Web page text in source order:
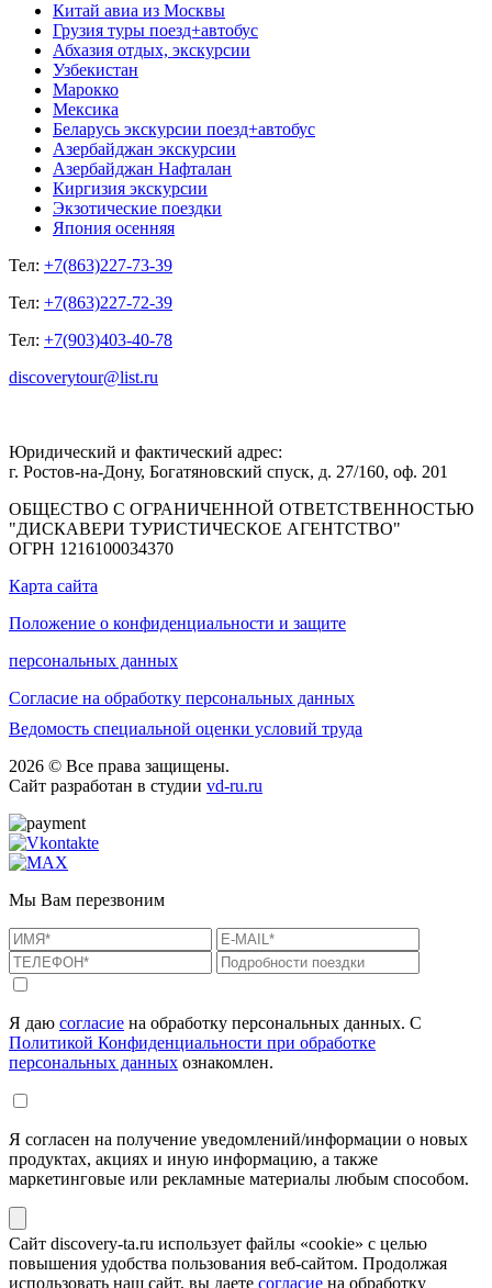
Китай авиа из Москвы
Грузия туры поезд+автобус
Абхазия отдых, экскурсии
Узбекистан
Марокко
Мексика
Беларусь экскурсии поезд+автобус
Азербайджан экскурсии
Азербайджан Нафталан
Киргизия экскурсии
Экзотические поездки
Япония осенняя
Тел: +7(863)227-73-39
Тел: +7(863)227-72-39
Тел: +7(903)403-40-78
discoverytour@list.ru
Юридический и фактический адрес:
г. Ростов-на-Дону, Богатяновский спуск, д. 27/160, оф. 201
ОБЩЕСТВО С ОГРАНИЧЕННОЙ ОТВЕТСТВЕННОСТЬЮ
"ДИСКАВЕРИ ТУРИСТИЧЕСКОЕ АГЕНТСТВО"
ОГРН 1216100034370
Карта сайта
Положение о конфиденциальности и защите
персональных данных
Согласие на обработку персональных данных
Ведомость специальной оценки условий труда
2026 © Все права защищены.
Сайт разработан в студии vd-ru.ru
Мы Вам перезвоним
Я даю согласие на обработку персональных данных. С
Политикой Конфиденциальности при обработке
персональных данных ознакомлен.
Я согласен на получение уведомлений/информации о новых
продуктах, акциях и иную информацию, а также
маркетинговые или рекламные материалы любым способом.
Сайт discovery-ta.ru использует файлы «cookie» с целью
повышения удобства пользования веб-сайтом. Продолжая
использовать наш сайт, вы даете согласие на обработку